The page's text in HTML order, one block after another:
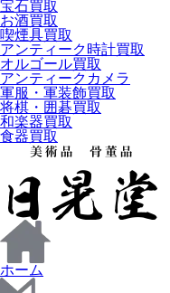
宝石買取
お酒買取
喫煙具買取
アンティーク時計買取
オルゴール買取
アンティークカメラ
軍服・軍装飾買取
将棋・囲碁買取
和楽器買取
食器買取
ホーム